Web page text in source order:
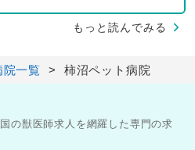
もっと読んでみる
院一覧 柿沼ペット病院
の獣医師求人を網羅した専門の求